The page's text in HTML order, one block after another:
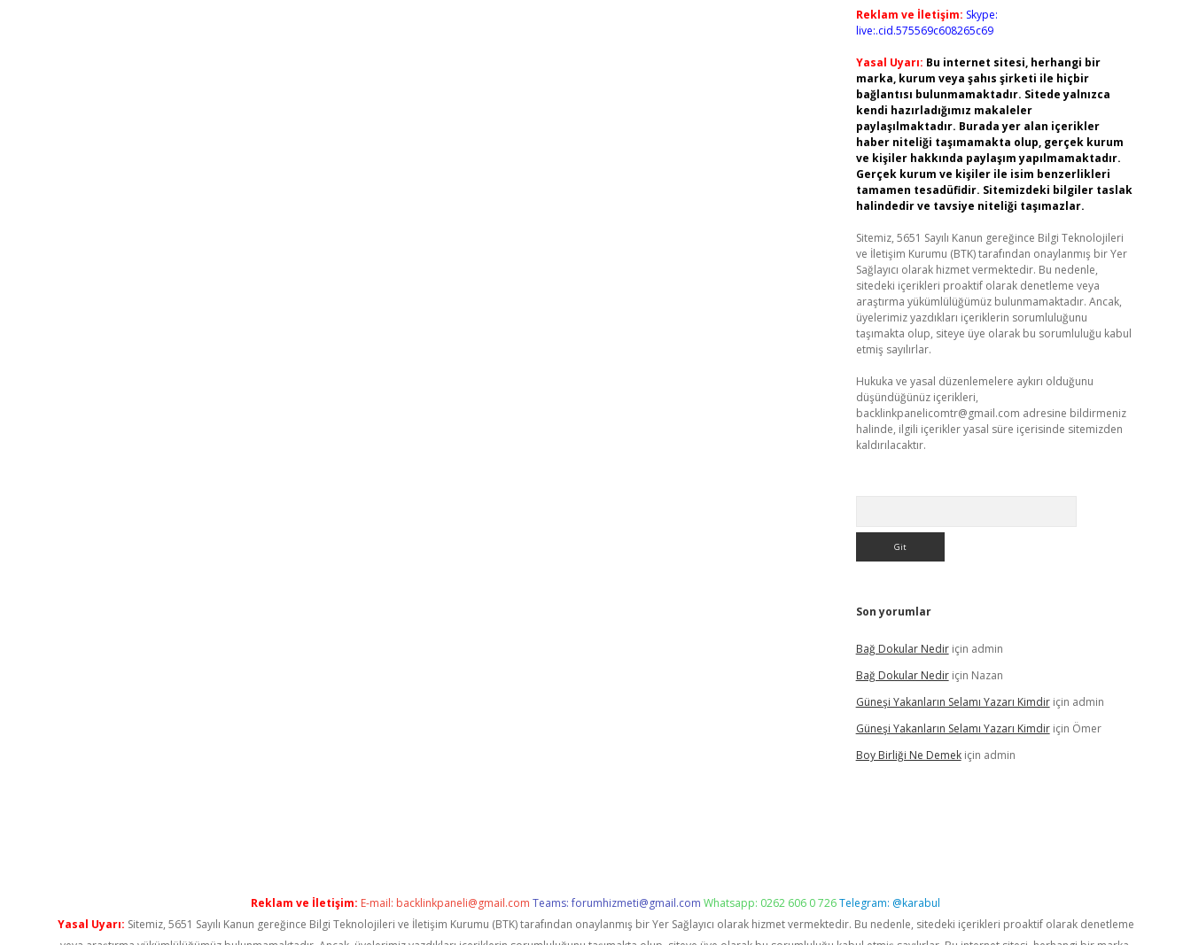
Reklam ve İletişim: Skype:
live:.cid.575569c608265c69
Yasal Uyarı: Bu internet sitesi, herhangi bir
marka, kurum veya şahıs şirketi ile hiçbir
bağlantısı bulunmamaktadır. Sitede yalnızca
kendi hazırladığımız makaleler
paylaşılmaktadır. Burada yer alan içerikler
haber niteliği taşımamakta olup, gerçek kurum
ve kişiler hakkında paylaşım yapılmamaktadır.
Gerçek kurum ve kişiler ile isim benzerlikleri
tamamen tesadüfidir. Sitemizdeki bilgiler taslak
halindedir ve tavsiye niteliği taşımazlar.
Sitemiz, 5651 Sayılı Kanun gereğince Bilgi Teknolojileri
ve İletişim Kurumu (BTK) tarafından onaylanmış bir Yer
Sağlayıcı olarak hizmet vermektedir. Bu nedenle,
sitedeki içerikleri proaktif olarak denetleme veya
araştırma yükümlülüğümüz bulunmamaktadır. Ancak,
üyelerimiz yazdıkları içeriklerin sorumluluğunu
taşımakta olup, siteye üye olarak bu sorumluluğu kabul
etmiş sayılırlar.
Hukuka ve yasal düzenlemelere aykırı olduğunu
düşündüğünüz içerikleri,
backlinkpanelicomtr@gmail.com adresine bildirmeniz
halinde, ilgili içerikler yasal süre içerisinde sitemizden
kaldırılacaktır.
Son yorumlar
Bağ Dokular Nediriçin admin
Bağ Dokular Nediriçin Nazan
Güneşi Yakanların Selamı Yazarı Kimdiriçin admin
Güneşi Yakanların Selamı Yazarı Kimdiriçin Ömer
Boy Birliği Ne Demekiçin admin
Reklam ve İletişim: E-mail: backlinkpaneli@gmail.com Teams:forumhizmeti@gmail.com Whatsapp: 0262 606 0 726Telegram: @karabul
Yasal Uyarı: Sitemiz, 5651 Sayılı Kanun gereğince Bilgi Teknolojileri ve İletişim Kurumu (BTK) tarafından onaylanmış bir Yer Sağlayıcı olarak hizmet vermektedir. Bu nedenle, sitedeki içerikleri proaktif olarak denetleme